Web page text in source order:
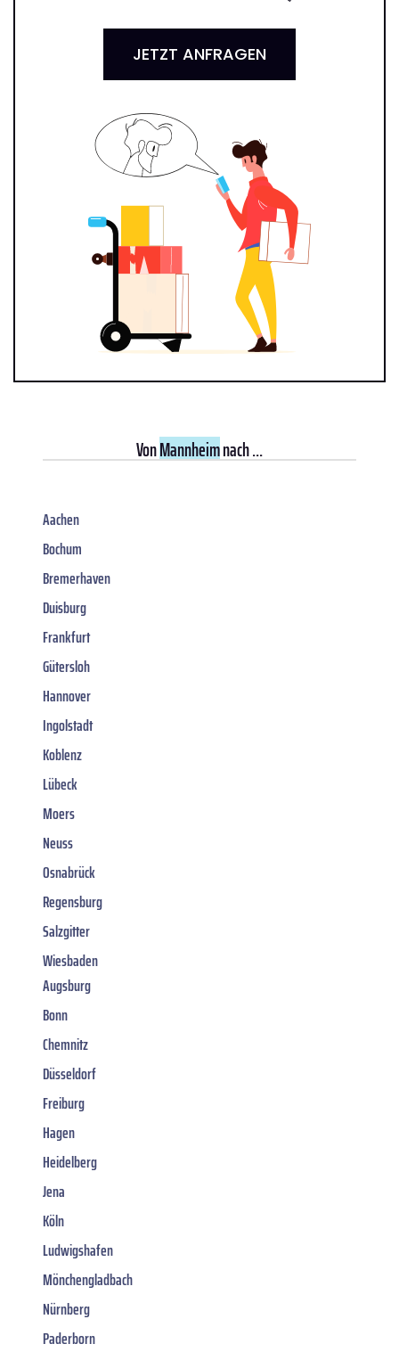
JETZT ANFRAGEN
VonMannheimnach ...
Aachen
Bochum
Bremerhaven
Duisburg
Frankfurt
Gütersloh
Hannover
Ingolstadt
Koblenz
Lübeck
Moers
Neuss
Osnabrück
Regensburg
Salzgitter
Wiesbaden
Augsburg
Bonn
Chemnitz
Düsseldorf
Freiburg
Hagen
Heidelberg
Jena
Köln
Ludwigshafen
Mönchengladbach
Nürnberg
Paderborn